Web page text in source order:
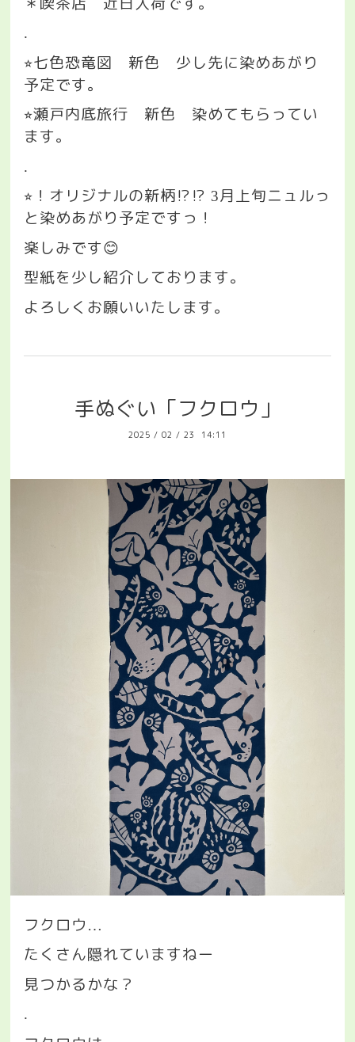
.
⭐︎七色恐竜図 新色 少し先に染めあがり
予定です。
⭐︎瀬戸内底旅行 新色 染めてもらってい
ます。
.
⭐︎ ！オリジナルの新柄⁉️⁉️ 3月上旬ニュルっ
と染めあがり予定ですっ！
楽しみです😊
型紙を少し紹介しております。
よろしくお願いいたします。
手ぬぐい「フクロウ」
2025 / 02 / 23 14:11
フクロウ …
たくさん隠れていますねー
見つかるかな？
.